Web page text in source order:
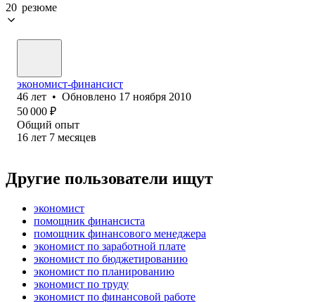
20 резюме
экономист-финансист
46 лет • Обновлено 17 ноября 2010
50 000 ₽
Общий опыт
16 лет 7 месяцев
Другие пользователи ищут
экономист
помощник финансиста
помощник финансового менеджера
экономист по заработной плате
экономист по бюджетированию
экономист по планированию
экономист по труду
экономист по финансовой работе